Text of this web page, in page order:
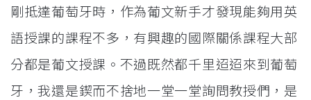
剛抵達葡萄牙時，作為葡文新手才發現能夠用英
語授課的課程不多，有興趣的國際關係課程大部
分都是葡文授課。不過既然都千里迢迢來到葡萄
牙，我還是鍥而不捨地一堂一堂詢問教授們，是